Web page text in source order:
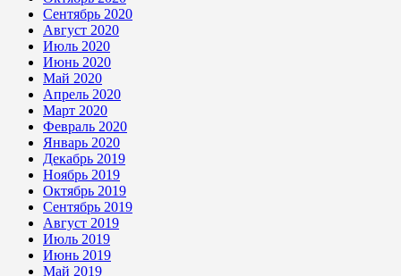
Сентябрь 2020
Август 2020
Июль 2020
Июнь 2020
Май 2020
Апрель 2020
Март 2020
Февраль 2020
Январь 2020
Декабрь 2019
Ноябрь 2019
Октябрь 2019
Сентябрь 2019
Август 2019
Июль 2019
Июнь 2019
Май 2019